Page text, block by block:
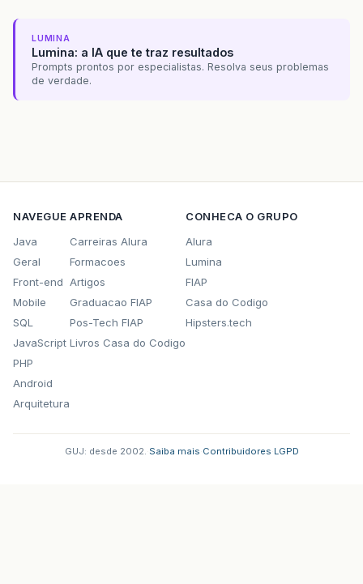
LUMINA
Lumina: a IA que te traz resultados
Prompts prontos por especialistas. Resolva seus problemas
de verdade.
NAVEGUE
Java
Geral
Front-end
Mobile
SQL
JavaScript
PHP
Android
Arquitetura
APRENDA
Carreiras Alura
Formacoes
Artigos
Graduacao FIAP
Pos-Tech FIAP
Livros Casa do Codigo
CONHECA O GRUPO
Alura
Lumina
FIAP
Casa do Codigo
Hipsters.tech
GUJ: desde 2002. Saiba mais Contribuidores LGPD